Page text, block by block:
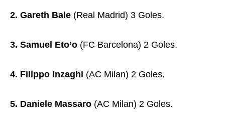
2. Gareth Bale (Real Madrid) 3 Goles.
3. Samuel Eto’o (FC Barcelona) 2 Goles.
4. Filippo Inzaghi (AC Milan) 2 Goles.
5. Daniele Massaro (AC Milan) 2 Goles.